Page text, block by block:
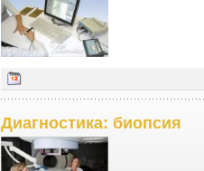
Диагностика: биопсия